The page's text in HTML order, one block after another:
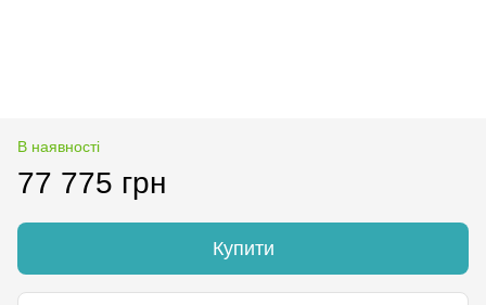
В наявності
77 775 грн
Купити